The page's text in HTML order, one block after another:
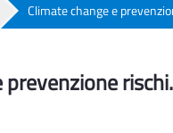
Climate change e
prevenzione